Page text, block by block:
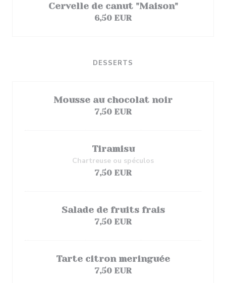
Cervelle de canut "Maison"
6,50 EUR
DESSERTS
Mousse au chocolat noir
7,50 EUR
Tiramisu
Chartreuse ou spéculos
7,50 EUR
Salade de fruits frais
7,50 EUR
Tarte citron meringuée
7,50 EUR